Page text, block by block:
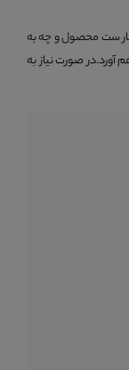
ست محصول و چه به
آورد.در صورت نیاز به